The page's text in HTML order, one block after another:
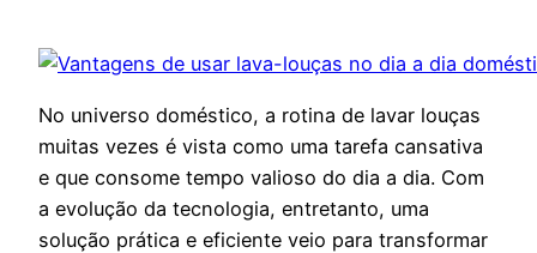
No universo doméstico, a rotina de lavar louças
muitas vezes é vista como uma tarefa cansativa
e que consome tempo valioso do dia a dia. Com
a evolução da tecnologia, entretanto, uma
solução prática e eficiente veio para transformar